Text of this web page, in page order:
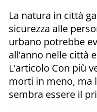
La natura in città
sicurezza alle
urbano potrebbe
all’anno nelle città
L'articolo Con più
morti in meno, ma
sembra essere il